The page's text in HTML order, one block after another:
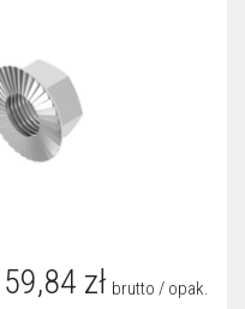
zł brutto / opak.